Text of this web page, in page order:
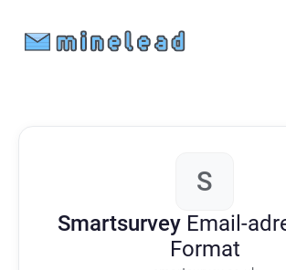
S
Smartsurvey Email-
Format